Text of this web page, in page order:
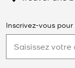
Inscrivez-vous